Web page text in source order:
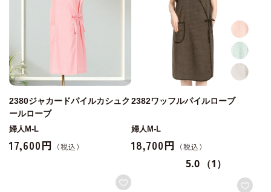
2380ジャカードパイルカシュク
ールローブ
婦人M-L
17,600円
2382ワッフルパイルローブ
婦人M-L
18,700円
5.0 （1）